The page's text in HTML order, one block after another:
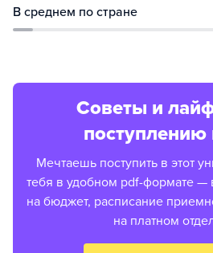
В среднем по стране
Советы и
Мечтаешь поступить в этот
тебя в удобном pdf-формате —
на бюджет, расписание
на платном